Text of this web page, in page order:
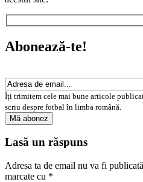
Abonează-te!
Îți trimitem cele mai bune articole
scriu despre fotbal în limba română.
Lasă un răspuns
Adresa ta de email nu va fi
marcate cu *